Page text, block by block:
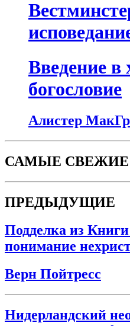
Введение в
богословие
Алистер
САМЫЕ СВЕЖИЕ
ПРЕДЫДУЩИЕ
Подделка из
понимание
Верн Пойтресс
Нидерландский